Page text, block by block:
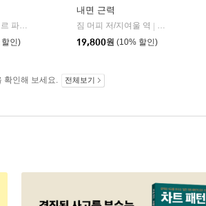
호메로스 저/페테르 파울 루벤스 그림/박문재 역 | 현대지성
인)
내면 근력
짐 머피 저/지여울 역
윌북(willbook)
19,800원 (10% 할인)
확인해 보세요. 전체보기